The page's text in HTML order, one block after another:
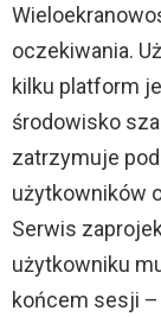
oczekiwania.
kilku platform
środowisko
zatrzymuje
użytkowników
Serwis
użytkowniku
końcem sesji